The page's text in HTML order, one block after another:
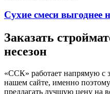
Сухие смеси выгоднее
Заказать
несезон
«ССК» работает напрямую с
нашем сайте, именно
предлагать лучшую цену на